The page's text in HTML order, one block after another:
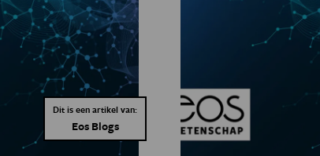
Dit is een artikel van:
Eos Blogs